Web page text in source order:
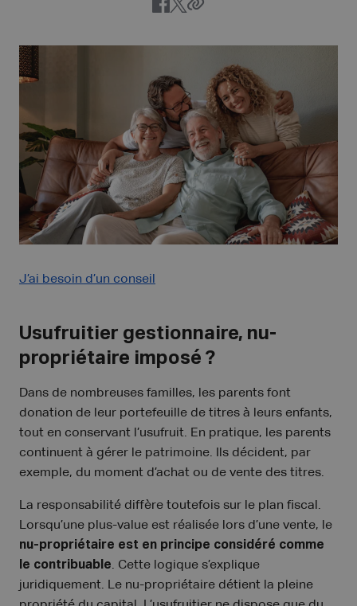
J’ai besoin d’un conseil
Usufruitier gestionnaire, nu-
propriétaire imposé ?
Dans de nombreuses familles, les parents font
donation de leur portefeuille de titres à leurs enfants,
tout en conservant l’usufruit. En pratique, les parents
continuent à gérer le patrimoine. Ils décident, par
exemple, du moment d’achat ou de vente des titres.
La responsabilité diffère toutefois sur le plan fiscal.
Lorsqu’une plus-value est réalisée lors d’une vente, le
nu-propriétaire est en principe considéré comme
le contribuable. Cette logique s’explique
juridiquement. Le nu-propriétaire détient la pleine